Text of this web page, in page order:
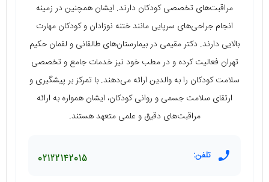
مراقبت‌های تخصصی کودکان دارند. ایشان همچنین در زمینه
انجام جراحی‌های سرپایی مانند ختنه نوزادان و کودکان مهارت
بالایی دارند. دکتر مقیمی در بیمارستان‌های طالقانی و لقمان حکیم
تهران فعالیت کرده و در مطب خود نیز خدمات جامع و تخصصی
سلامت کودکان را به والدین ارائه می‌دهند. با تمرکز بر پیشگیری و
ارتقای سلامت جسمی و روانی کودکان، ایشان همواره به ارائه
مراقبت‌های دقیق و علمی متعهد هستند.
تلفن: 02122142015